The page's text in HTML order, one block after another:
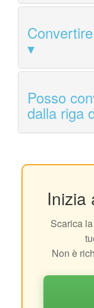
Posso
dalla riga
Inizia
Scarica
Non è